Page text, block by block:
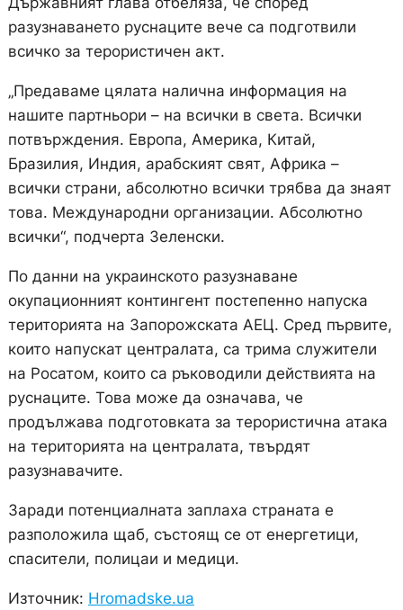
разузнаването руснаците вече са подготвили
всичко за терористичен акт.
„Предаваме цялата налична информация на
нашите партньори – на всички в света. Всички
потвърждения. Европа, Америка, Китай,
Бразилия, Индия, арабският свят, Африка –
всички страни, абсолютно всички трябва да знаят
това. Международни организации. Абсолютно
всички“, подчерта Зеленски.
По данни на украинското разузнаване
окупационният контингент постепенно напуска
територията на Запорожската АЕЦ. Сред първите,
които напускат централата, са трима служители
на Росатом, които са ръководили действията на
руснаците. Това може да означава, че
продължава подготовката за терористична атака
на територията на централата, твърдят
разузнавачите.
Заради потенциалната заплаха страната е
разположила щаб, състоящ се от енергетици,
спасители, полицаи и медици.
Източник: Hromadske.ua